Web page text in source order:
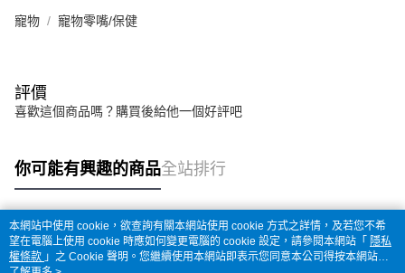
寵物 寵物零嘴/保健
評價
喜歡這個商品嗎？購買後給他一個好評吧
你可能有興趣的商品全站排行
熱門標籤
本網站中使用 cookie，欲查詢有關本網站使用 cookie 方式之詳情，及若您不希
望在電腦上使用 cookie 時應如何變更電腦的 cookie 設定，請參閱本網站「 隱私
權條款 」之 Cookie 聲明。您繼續使用本網站即表示您同意本公司得按本網站使